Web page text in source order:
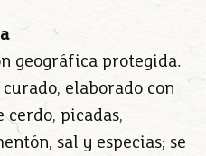
geográfica protegida.
elaborado con
cerdo, picadas,
sal y especias; se